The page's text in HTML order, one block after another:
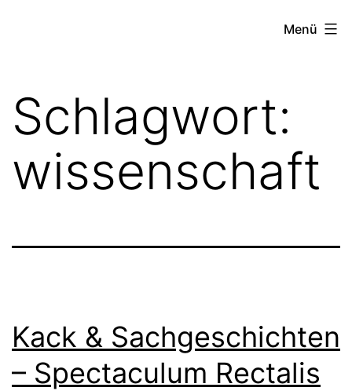
Menü
Schlagwort:
wissenschaft
Kack & Sachgeschichten
– Spectaculum Rectalis